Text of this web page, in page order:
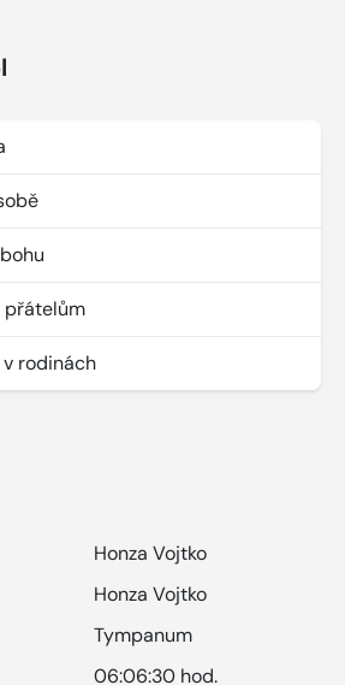
přátelům
v rodinách
Honza Vojtko
Honza Vojtko
Tympanum
06:06:30 hod.